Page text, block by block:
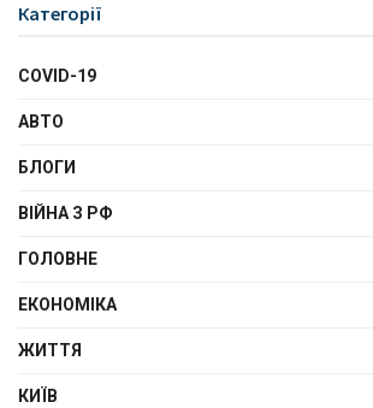
Категорії
COVID-19
АВТО
БЛОГИ
ВІЙНА З РФ
ГОЛОВНЕ
ЕКОНОМІКА
ЖИТТЯ
КИЇВ